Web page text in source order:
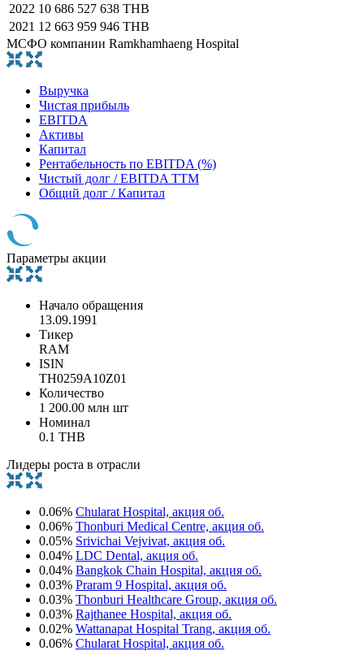
2022 10 686 527 638 THB
2021 12 663 959 946 THB
МСФО компании Ramkhamhaeng Hospital
Выручка
Чистая прибыль
EBITDA
Активы
Капитал
Рентабельность по EBITDA (%)
Чистый долг / EBITDA TTM
Общий долг / Капитал
Параметры акции
Начало обращения
13.09.1991
Тикер
RAM
ISIN
TH0259A10Z01
Количество
1 200.00 млн шт
Номинал
0.1 THB
Лидеры роста в отрасли
0.06% Chularat Hospital, акция об.
0.06% Thonburi Medical Centre, акция об.
0.05% Srivichai Vejvivat, акция об.
0.04% LDC Dental, акция об.
0.04% Bangkok Chain Hospital, акция об.
0.03% Praram 9 Hospital, акция об.
0.03% Thonburi Healthcare Group, акция об.
0.03% Rajthanee Hospital, акция об.
0.02% Wattanapat Hospital Trang, акция об.
0.06% Chularat Hospital, акция об.